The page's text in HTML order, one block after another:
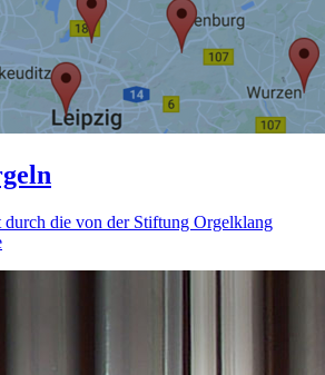
durch die von der Stiftung Orgelklang